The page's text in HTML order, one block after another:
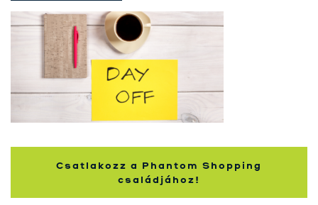
Szolgáltatásaink
Karrier
Kapcsolat
Tréning
Próbavásárlóknak
Csatlakozz a Phantom Shopping
családjához!